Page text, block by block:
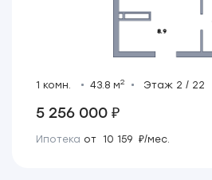
1 комн. 43.8 м2 Этаж 2 / 22
5 256 000 ₽
Ипотека от 10 159 ₽/мес.